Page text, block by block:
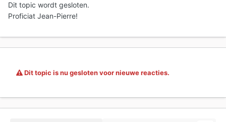
Dit topic wordt gesloten.
Proficiat Jean-Pierre!
Dit topic is nu gesloten voor nieuwe reacties.